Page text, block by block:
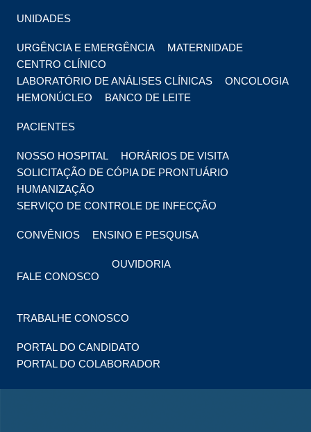
UNIDADES
URGÊNCIA E EMERGÊNCIA
MATERNIDADE
CENTRO CLÍNICO
LABORATÓRIO DE ANÁLISES CLÍNICAS
ONCOLOGIA
HEMONÚCLEO
BANCO DE LEITE
PACIENTES
NOSSO HOSPITAL
HORÁRIOS DE VISITA
SOLICITAÇÃO DE CÓPIA DE PRONTUÁRIO
HUMANIZAÇÃO
SERVIÇO DE CONTROLE DE INFECÇÃO
CONVÊNIOS ENSINO E PESQUISA
FALE CONOSCO
OUVIDORIA
TRABALHE CONOSCO
PORTAL DO CANDIDATO
PORTAL DO COLABORADOR